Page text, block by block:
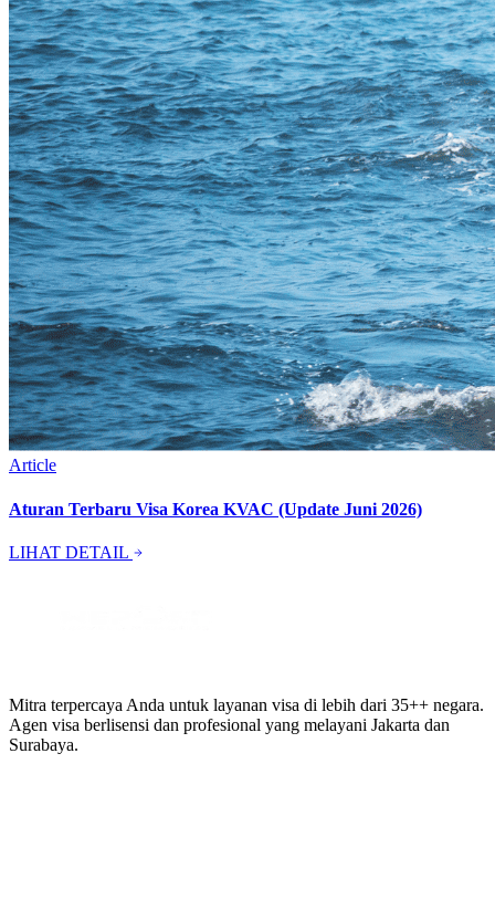
Article
Aturan Terbaru Visa Korea KVAC (Update Juni 2026)
LIHAT DETAIL
Mitra terpercaya Anda untuk layanan visa di lebih dari 35++ negara.
Agen visa berlisensi dan profesional yang melayani Jakarta dan
Surabaya.